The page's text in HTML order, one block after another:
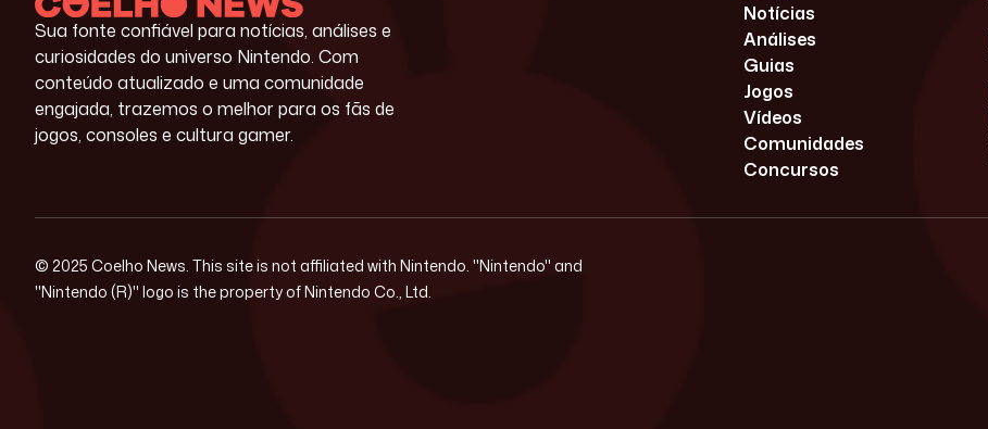
Sua fonte confiável para notícias, análises e
curiosidades do universo Nintendo. Com
conteúdo atualizado e uma comunidade
engajada, trazemos o melhor para os fãs de
jogos, consoles e cultura gamer.
Notícias
Análises
Guias
Jogos
Vídeos
Comunidades
Concursos
© 2025 Coelho News. This site is not affiliated with Nintendo. "Nintendo" and
"Nintendo (R)" logo is the property of Nintendo Co., Ltd.